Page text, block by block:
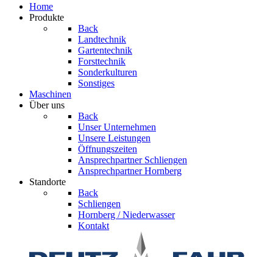
Home
Produkte
Back
Landtechnik
Gartentechnik
Forsttechnik
Sonderkulturen
Sonstiges
Maschinen
Über uns
Back
Unser Unternehmen
Unsere Leistungen
Öffnungszeiten
Ansprech­partner Schliengen
Ansprech­partner Hornberg
Standorte
Back
Schliengen
Hornberg / Niederwasser
Kontakt